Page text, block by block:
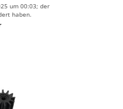
um 00:03; der
haben.